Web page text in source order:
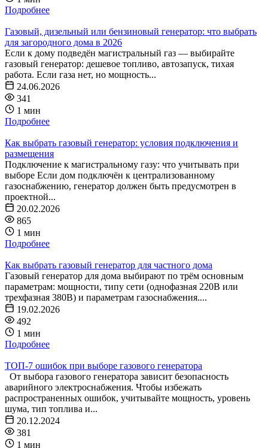
Подробнее
Газовый, дизельный или бензиновый генератор: что выбрать
для загородного дома в 2026
Если к дому подведён магистральный газ — выбирайте
газовый генератор: дешевое топливо, автозапуск, тихая
работа. Если газа нет, но мощность...
24.06.2026
341
1 мин
Подробнее
Как выбрать газовый генератор: условия подключения и
размещения
Подключение к магистральному газу: что учитывать при
выборе Если дом подключён к централизованному
газоснабжению, генератор должен быть предусмотрен в
проектной...
20.02.2026
865
1 мин
Подробнее
Как выбрать газовый генератор для частного дома
Газовый генератор для дома выбирают по трём основным
параметрам: мощности, типу сети (однофазная 220В или
трехфазная 380В) и параметрам газоснабжения....
19.02.2026
492
1 мин
Подробнее
ТОП-7 ошибок при выборе газового генератора
От выбора газового генератора зависит безопасность
аварийного электроснабжения. Чтобы избежать
распространенных ошибок, учитывайте мощность, уровень
шума, тип топлива и...
20.12.2024
381
1 мин